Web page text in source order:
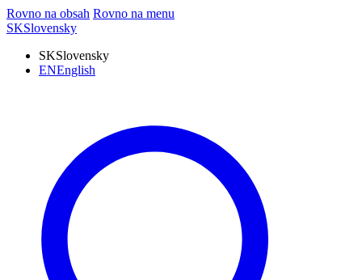
Rovno na obsah Rovno na menu
SKSlovensky
SKSlovensky
ENEnglish